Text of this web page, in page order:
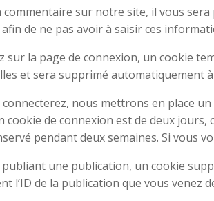
commentaire sur notre site, il vous
de ne pas avoir à saisir ces
sur la page de connexion, un cookie
et sera supprimé automatiquement
nous mettrons en place
cookie de connexion est de deux jours,
pendant deux semaines. Si vous
une publication, un cookie
l’ID de la publication que vous venez